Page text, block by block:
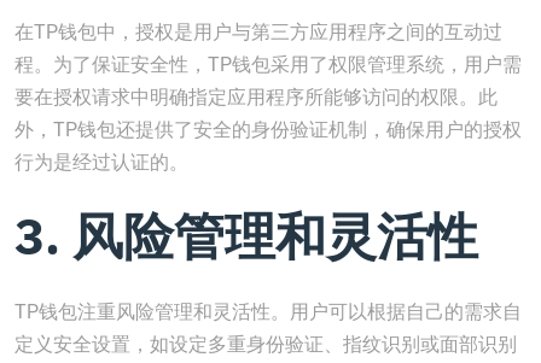
在TP钱包中，授权是用户与第三方应用程序之间的互动过
程。为了保证安全性，TP钱包采用了权限管理系统，用户需
要在授权请求中明确指定应用程序所能够访问的权限。此
外，TP钱包还提供了安全的身份验证机制，确保用户的授权
行为是经过认证的。
3. 风险管理和灵活性
TP钱包注重风险管理和灵活性。用户可以根据自己的需求自
定义安全设置，如设定多重身份验证、指纹识别或面部识别